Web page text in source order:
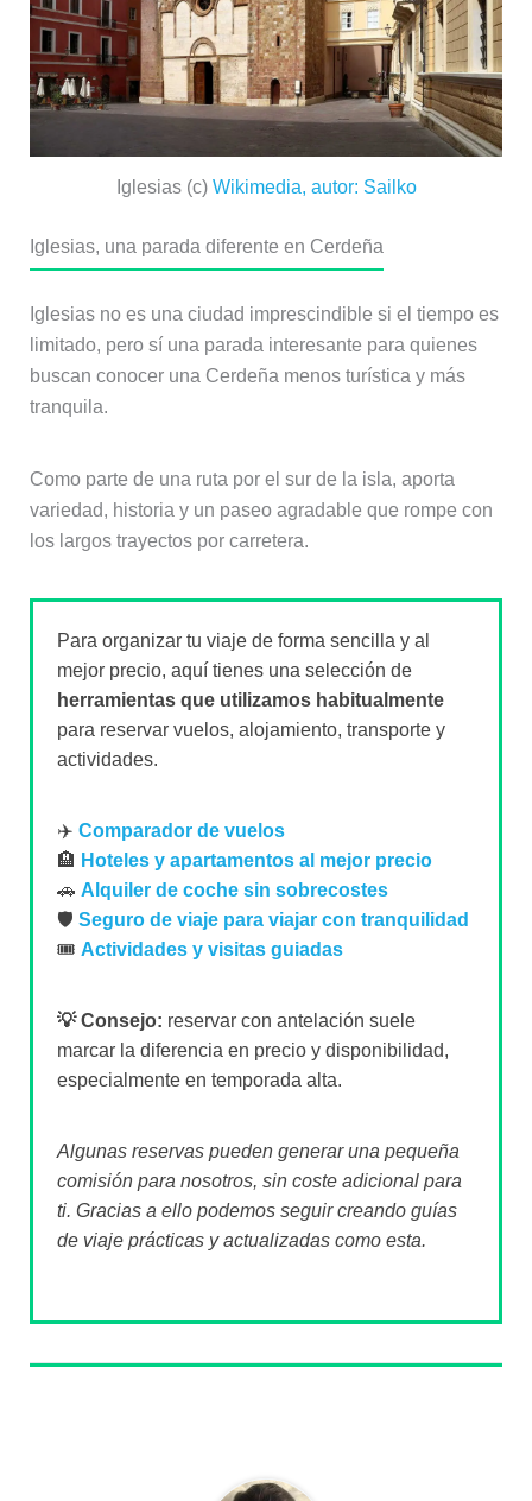
Iglesias (c) Wikimedia, autor: Sailko
Iglesias, una parada diferente en Cerdeña
Iglesias no es una ciudad imprescindible si el tiempo es
limitado, pero sí una parada interesante para quienes
buscan conocer una Cerdeña menos turística y más
tranquila.
Como parte de una ruta por el sur de la isla, aporta
variedad, historia y un paseo agradable que rompe con
los largos trayectos por carretera.
Para organizar tu viaje de forma sencilla y al
mejor precio, aquí tienes una selección de
herramientas que utilizamos habitualmente
para reservar vuelos, alojamiento, transporte y
actividades.
✈️ Comparador de vuelos
🏨 Hoteles y apartamentos al mejor precio
🚗 Alquiler de coche sin sobrecostes
🛡️ Seguro de viaje para viajar con tranquilidad
🎟️ Actividades y visitas guiadas
💡 Consejo: reservar con antelación suele
marcar la diferencia en precio y disponibilidad,
especialmente en temporada alta.
Algunas reservas pueden generar una pequeña
comisión para nosotros, sin coste adicional para
ti. Gracias a ello podemos seguir creando guías
de viaje prácticas y actualizadas como esta.